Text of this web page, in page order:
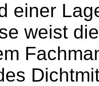
einer
weist